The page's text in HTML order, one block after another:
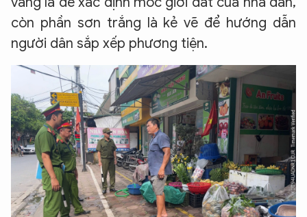
còn phần sơn trắng là kẻ vẽ để hướng dẫn
người dân sắp xếp phương tiện.